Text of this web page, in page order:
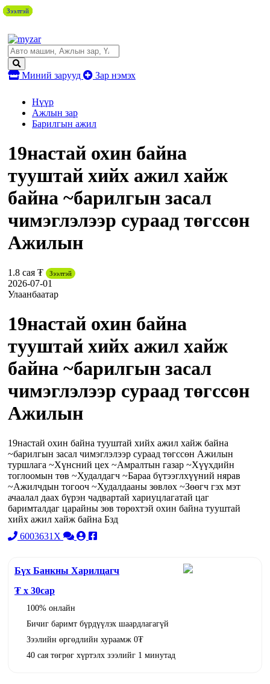
Миний зарууд Зар нэмэх
Нүүр
Ажлын зар
Барилгын ажил
19настай охин байна
тууштай хийх ажил хайж
байна ~барилгын засал
чимэглэлээр сураад төгссөн
Ажилын
1.8 сая ₮ Зээлтэй
2026-07-01
Улаанбаатар
19настай охин байна
тууштай хийх ажил хайж
байна ~барилгын засал
чимэглэлээр сураад төгссөн
Ажилын
19настай охин байна тууштай хийх ажил хайж байна
~барилгын засал чимэглэлээр сураад төгссөн Ажилын
туршлага ~Хүнсний цех ~Амралтын газар ~Хүүхдийн
тоглоомын төв ~Худалдагч ~Бараа бүтээглхүүний нярав
~Ажилчдын тогооч ~Худалдааны зөвлөх ~Зөөгч гэх мэт
ачаалал даах бүрэн чадвартай хариуцлагатай цаг
баримталдаг царайны зөв төрөхтэй охин байна тууштай
хийх ажил хайж байна Бзд
6003631X
Бүх Банкны Харилцагч
₮ x 30сар
100% онлайн
Бичиг баримт бүрдүүлэх шаардлагагүй
Зээлийн өргөдлийн хураамж 0₮
40 сая төгрөг хүртэлх зээлийг 1 минутад
Зээлтэй
Зээлтэй
Зээлтэй
Зээлтэй
Зээлтэй
Зээлтэй
Зээлтэй
Зээлтэй